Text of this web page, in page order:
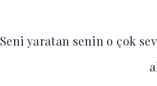
Seni yaratan senin o çok